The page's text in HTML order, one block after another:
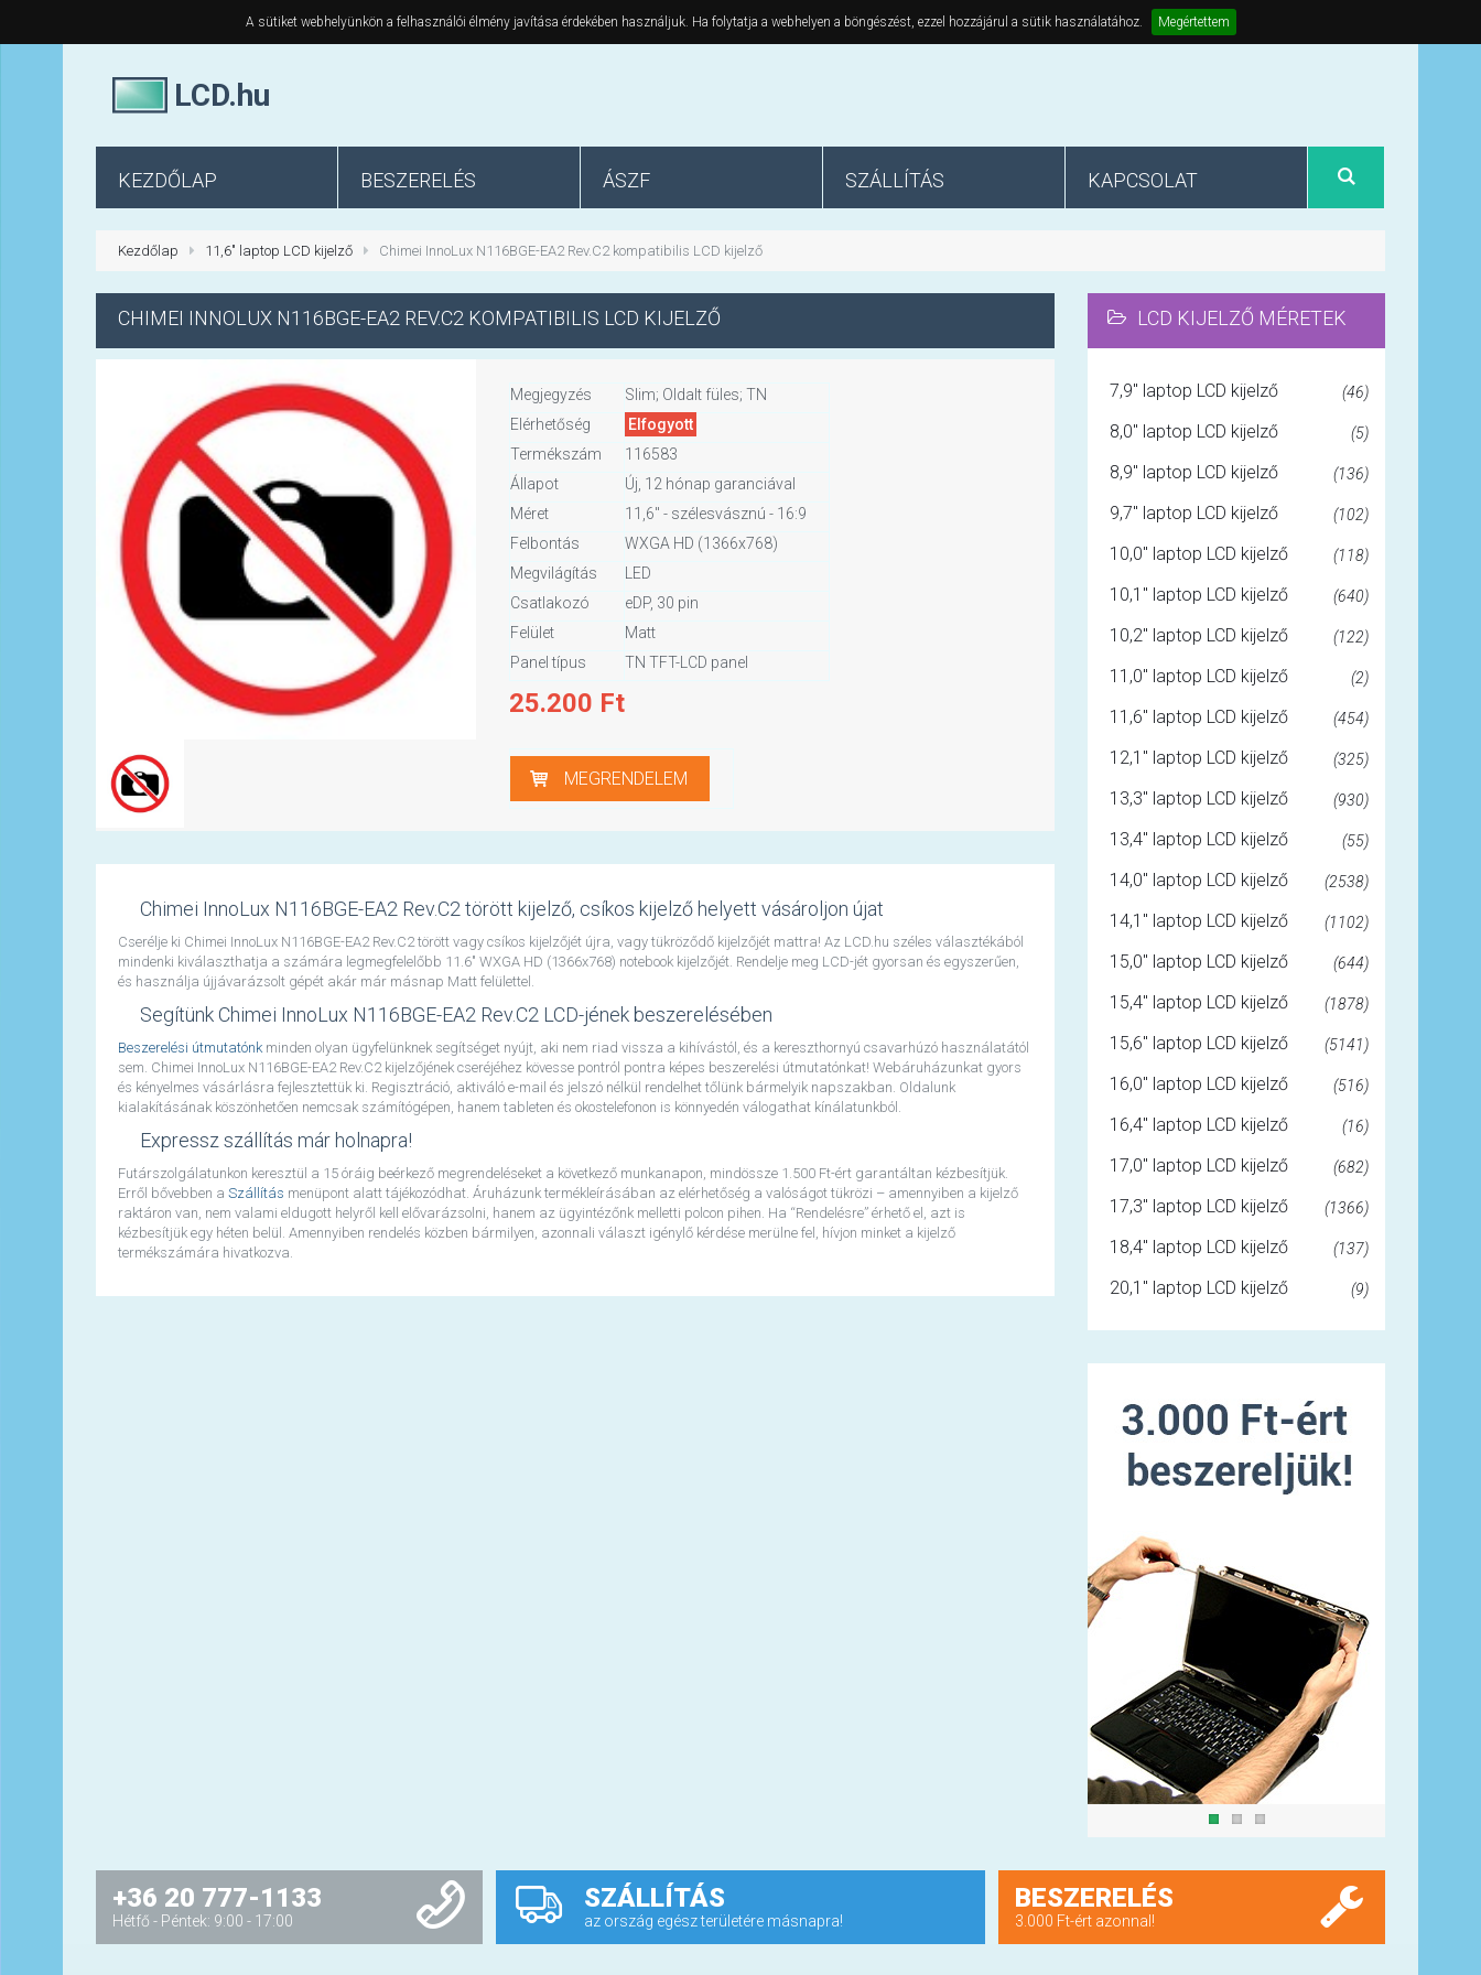
A sütiket webhelyünkön a felhasználói élmény javítása érdekében használjuk. Ha folytatja a webhelyen a böngészést, ezzel hozzájárul a sütik használatához. Megértettem
LCD.hu
KEZDŐLAP BESZERELÉS ÁSZF SZÁLLÍTÁS KAPCSOLAT
Kezdőlap 11,6" laptop LCD kijelző Chimei InnoLux N116BGE-EA2 Rev.C2 kompatibilis LCD kijelző
CHIMEI INNOLUX N116BGE-EA2 REV.C2 KOMPATIBILIS LCD KIJELZŐ
Megjegyzés
Slim; Oldalt füles; TN
Elérhetőség
Elfogyott
Termékszám
116583
Állapot
Új, 12 hónap garanciával
Méret
11,6" - szélesvásznú - 16:9
Felbontás
WXGA HD (1366x768)
Megvilágítás
LED
Csatlakozó
eDP, 30 pin
Felület
Matt
Panel típus
TN TFT-LCD panel
25.200 Ft
MEGRENDELEM
Chimei InnoLux N116BGE-EA2 Rev.C2 törött kijelző, csíkos kijelző helyett vásároljon újat
Cserélje ki Chimei InnoLux N116BGE-EA2 Rev.C2 törött vagy csíkos kijelzőjét újra, vagy tükröződő kijelzőjét mattra! Az LCD.hu széles választékából
mindenki kiválaszthatja a számára legmegfelelőbb 11.6" WXGA HD (1366x768) notebook kijelzőjét. Rendelje meg LCD-jét gyorsan és egyszerűen,
és használja újjávarázsolt gépét akár már másnap Matt felülettel.
Segítünk Chimei InnoLux N116BGE-EA2 Rev.C2 LCD-jének beszerelésében
Beszerelési útmutatónkminden olyan ügyfelünknek segítséget nyújt, aki nem riad vissza a kihívástól, és a kereszthornyú csavarhúzó használatától
sem. Chimei InnoLux N116BGE-EA2 Rev.C2 kijelzőjének cseréjéhez kövesse pontról pontra képes beszerelési útmutatónkat! Webáruházunkat gyors
és kényelmes vásárlásra fejlesztettük ki. Regisztráció, aktiváló e-mail és jelszó nélkül rendelhet tőlünk bármelyik napszakban. Oldalunk
kialakításának köszönhetően nemcsak számítógépen, hanem tableten és okostelefonon is könnyedén válogathat kínálatunkból.
Expressz szállítás már holnapra!
Futárszolgálatunkon keresztül a 15 óráig beérkező megrendeléseket a következő munkanapon, mindössze 1.500 Ft-ért garantáltan kézbesítjük.
Erről bővebben a Szállítás menüpont alatt tájékozódhat. Áruházunk termékleírásában az elérhetőség a valóságot tükrözi – amennyiben a kijelző
raktáron van, nem valami eldugott helyről kell elővarázsolni, hanem az ügyintézőnk melletti polcon pihen. Ha “Rendelésre” érhető el, azt is
kézbesítjük egy héten belül. Amennyiben rendelés közben bármilyen, azonnali választ igénylő kérdése merülne fel, hívjon minket a kijelző
termékszámára hivatkozva.
LCD KIJELZŐ MÉRETEK
7,9" laptop LCD kijelző (46)
8,0" laptop LCD kijelző (5)
8,9" laptop LCD kijelző (136)
9,7" laptop LCD kijelző (102)
10,0" laptop LCD kijelző (118)
10,1" laptop LCD kijelző (640)
10,2" laptop LCD kijelző (122)
11,0" laptop LCD kijelző (2)
11,6" laptop LCD kijelző (454)
12,1" laptop LCD kijelző (325)
13,3" laptop LCD kijelző (930)
13,4" laptop LCD kijelző (55)
14,0" laptop LCD kijelző (2538)
14,1" laptop LCD kijelző (1102)
15,0" laptop LCD kijelző (644)
15,4" laptop LCD kijelző (1878)
15,6" laptop LCD kijelző (5141)
16,0" laptop LCD kijelző (516)
16,4" laptop LCD kijelző (16)
17,0" laptop LCD kijelző (682)
17,3" laptop LCD kijelző (1366)
18,4" laptop LCD kijelző (137)
20,1" laptop LCD kijelző (9)
+36 20 777-1133
Hétfő - Péntek: 9:00 - 17:00
SZÁLLÍTÁS
az ország egész területére másnapra!
BESZERELÉS
3.000 Ft-ért azonnal!